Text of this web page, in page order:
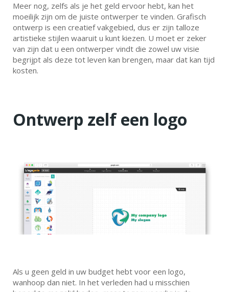
Meer nog, zelfs als je het geld ervoor hebt, kan het
moeilijk zijn om de juiste ontwerper te vinden. Grafisch
ontwerp is een creatief vakgebied, dus er zijn talloze
artistieke stijlen waaruit u kunt kiezen. U moet er zeker
van zijn dat u een ontwerper vindt die zowel uw visie
begrijpt als deze tot leven kan brengen, maar dat kan tijd
kosten.
Ontwerp zelf een logo
Als u geen geld in uw budget hebt voor een logo,
wanhoop dan niet. In het verleden had u misschien